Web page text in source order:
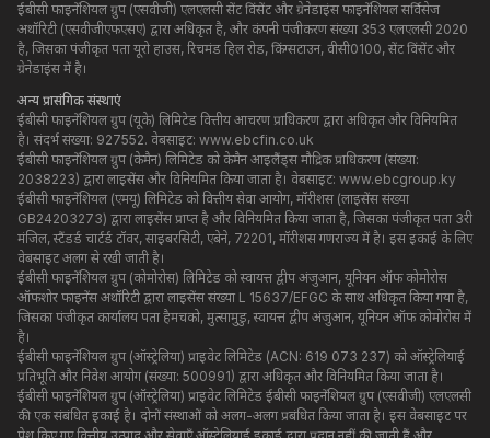
ईबीसी फाइनेंशियल ग्रुप (एसवीजी) एलएलसी सेंट विंसेंट और ग्रेनेडाइंस फाइनेंशियल सर्विसेज
अथॉरिटी (एसवीजीएफएसए) द्वारा अधिकृत है, और कंपनी पंजीकरण संख्या 353 एलएलसी 2020
है, जिसका पंजीकृत पता यूरो हाउस, रिचमंड हिल रोड, किंग्सटाउन, वीसी0100, सेंट विंसेंट और
ग्रेनेडाइंस में है।
अन्य प्रासंगिक संस्थाएं
ईबीसी फाइनेंशियल ग्रुप (यूके) लिमिटेड वित्तीय आचरण प्राधिकरण द्वारा अधिकृत और विनियमित
है। संदर्भ संख्या: 927552. वेबसाइट: www.ebcfin.co.uk
ईबीसी फाइनेंशियल ग्रुप (केमैन) लिमिटेड को केमैन आइलैंड्स मौद्रिक प्राधिकरण (संख्या:
2038223) द्वारा लाइसेंस और विनियमित किया जाता है। वेबसाइट: www.ebcgroup.ky
ईबीसी फाइनेंशियल (एमयू) लिमिटेड को वित्तीय सेवा आयोग, मॉरीशस (लाइसेंस संख्या
GB24203273) द्वारा लाइसेंस प्राप्त है और विनियमित किया जाता है, जिसका पंजीकृत पता 3री
मंजिल, स्टैंडर्ड चार्टर्ड टॉवर, साइबरसिटी, एबेने, 72201, मॉरीशस गणराज्य में है। इस इकाई के लिए
वेबसाइट अलग से रखी जाती है।
ईबीसी फाइनेंशियल ग्रुप (कोमोरोस) लिमिटेड को स्वायत्त द्वीप अंजुआन, यूनियन ऑफ कोमोरोस
ऑफशोर फाइनेंस अथॉरिटी द्वारा लाइसेंस संख्या L 15637/EFGC के साथ अधिकृत किया गया है,
जिसका पंजीकृत कार्यालय पता हैमचको, मुत्सामुडु, स्वायत्त द्वीप अंजुआन, यूनियन ऑफ कोमोरोस में
है।
ईबीसी फाइनेंशियल ग्रुप (ऑस्ट्रेलिया) प्राइवेट लिमिटेड (ACN: 619 073 237) को ऑस्ट्रेलियाई
प्रतिभूति और निवेश आयोग (संख्या: 500991) द्वारा अधिकृत और विनियमित किया जाता है।
ईबीसी फाइनेंशियल ग्रुप (ऑस्ट्रेलिया) प्राइवेट लिमिटेड ईबीसी फाइनेंशियल ग्रुप (एसवीजी) एलएलसी
की एक संबंधित इकाई है। दोनों संस्थाओं को अलग-अलग प्रबंधित किया जाता है। इस वेबसाइट पर